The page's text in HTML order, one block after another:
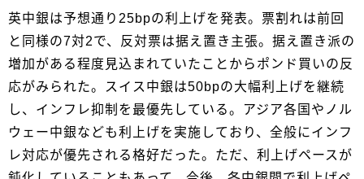
英中銀は予想通り25bpの利上げを発表。票割れは前回
と同様の7対2で、反対票は据え置き主張。据え置き派の
増加がある程度見込まれていたことからポンド買いの反
応がみられた。スイス中銀は50bpの大幅利上げを継続
し、インフレ抑制を最優先している。アジア各国やノル
ウェー中銀なども利上げを実施しており、全般にインフ
レ対応が優先される格好だった。ただ、利上げペースが